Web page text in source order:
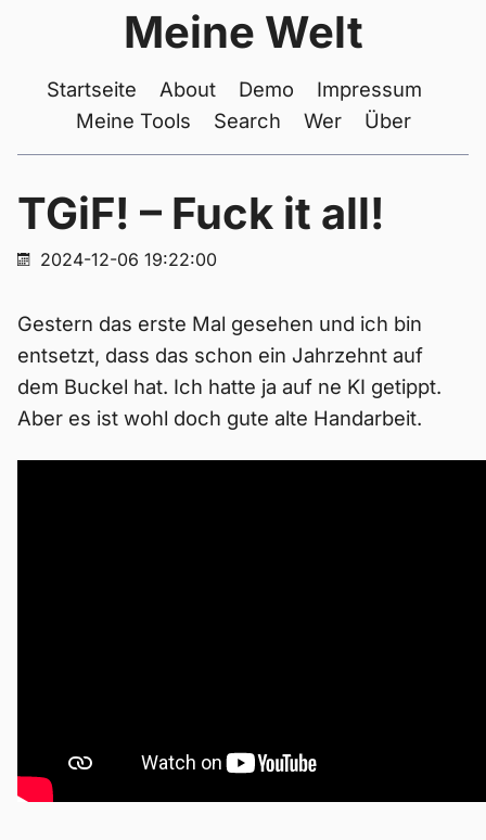
Meine Welt
Startseite About Demo
Impressum
Meine Tools
Search Wer Über
TGiF! – Fuck it all!
2024-12-06 19:22:00
Gestern das erste Mal gesehen und ich bin
entsetzt, dass das schon ein Jahrzehnt auf
dem Buckel hat. Ich hatte ja auf ne KI getippt.
Aber es ist wohl doch gute alte Handarbeit.